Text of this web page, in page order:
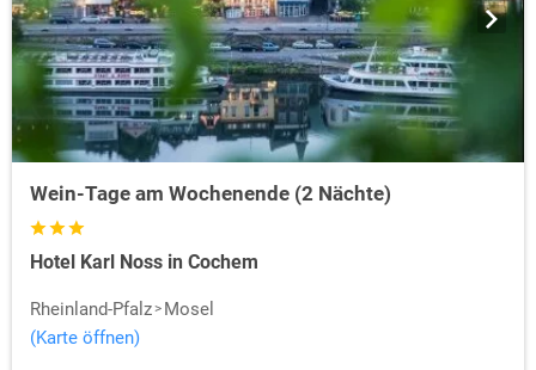
Wein-Tage am Wochenende (2 Nächte)
Hotel Karl Noss in Cochem
Rheinland-Pfalz
Mosel
(Karte öffnen)